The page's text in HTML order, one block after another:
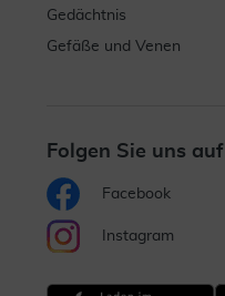
Gedächtnis
Gefäße und Venen
Folgen Sie uns auf
Facebook
Instagram